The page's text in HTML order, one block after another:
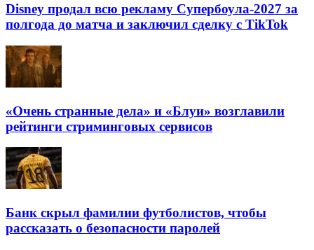
Disney продал всю рекламу Супербоула-2027 за
полгода до матча и заключил сделку с TikTok
«Очень странные дела» и «Блуи» возглавили
рейтинги стриминговых сервисов
Банк скрыл фамилии футболистов, чтобы
рассказать о безопасности паролей